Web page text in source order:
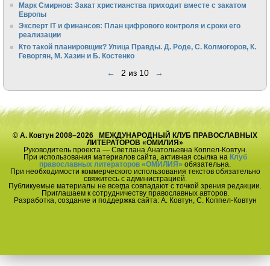
Марк Смирнов: Закат христианства приходит вместе с закатом
Европы
Эксперт IT и финансов: План цифрового контроля и сроки его
реализации
Кто такой планировщик? Улица Правды. Д. Роде, С. Колмогоров, К.
Геворгян, М. Хазин и Б. Костенко
← 2 из 10 →
© А. Ковтун 2008–2026 МЕЖДУНАРОДНЫЙ КЛУБ ПРАВОСЛАВНЫХ
ЛИТЕРАТОРОВ «ОМИЛИЯ»
Руководитель проекта — Светлана Анатольевна Коппел-Ковтун.
При использования материалов сайта, активная ссылка на Клуб
православных литераторов «ОМИЛИЯ» обязательна.
При необходимости коммерческого использования текстов обязательно
свяжитесь с администрацией.
Публикуемые материалы не всегда совпадают с точкой зрения редакции.
Приглашаем к сотрудничеству православных авторов.
Разработка, создание и поддержка сайта: А. Ковтун, С. Коппел-Ковтун